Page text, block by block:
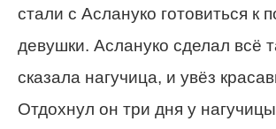
стали с Аслануко готовиться к
девушки. Аслануко сделал всё
сказала нагучица, и увёз
Отдохнул он три дня у